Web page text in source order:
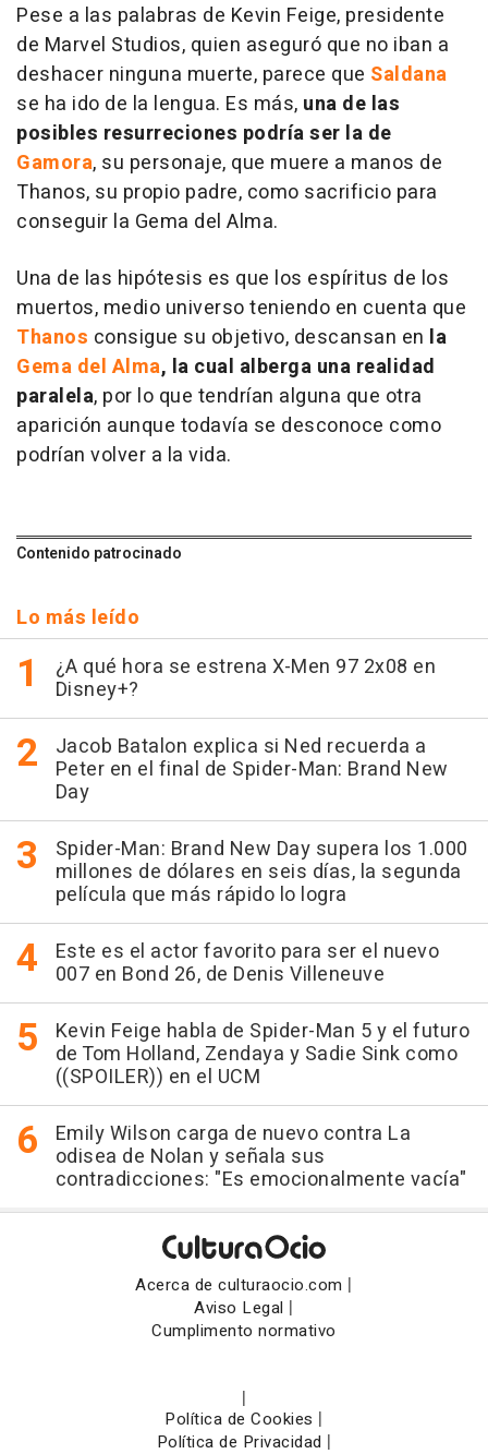
Pese a las palabras de Kevin Feige, presidente
de Marvel Studios, quien aseguró que no iban a
deshacer ninguna muerte, parece que Saldana
se ha ido de la lengua. Es más, una de las
posibles resurreciones podría ser la de
Gamora, su personaje, que muere a manos de
Thanos, su propio padre, como sacrificio para
conseguir la Gema del Alma.
Una de las hipótesis es que los espíritus de los
muertos, medio universo teniendo en cuenta que
Thanos consigue su objetivo, descansan en la
Gema del Alma, la cual alberga una realidad
paralela, por lo que tendrían alguna que otra
aparición aunque todavía se desconoce como
podrían volver a la vida.
Contenido patrocinado
Lo más leído
¿A qué hora se estrena X-Men 97 2x08 en
Disney+?
Jacob Batalon explica si Ned recuerda a
Peter en el final de Spider-Man: Brand New
Day
Spider-Man: Brand New Day supera los 1.000
millones de dólares en seis días, la segunda
película que más rápido lo logra
Este es el actor favorito para ser el nuevo
007 en Bond 26, de Denis Villeneuve
Kevin Feige habla de Spider-Man 5 y el futuro
de Tom Holland, Zendaya y Sadie Sink como
((SPOILER)) en el UCM
Emily Wilson carga de nuevo contra La
odisea de Nolan y señala sus
contradicciones: "Es emocionalmente vacía"
Acerca de culturaocio.com |
Aviso Legal |
Cumplimento normativo
|
Política de Cookies |
Política de Privacidad |